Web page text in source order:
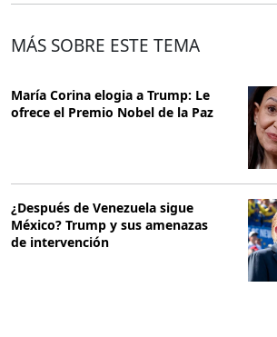
MÁS SOBRE ESTE TEMA
María Corina elogia a Trump: Le
ofrece el Premio Nobel de la Paz
​​¿Después de Venezuela sigue
México? Trump y sus amenazas
de intervención